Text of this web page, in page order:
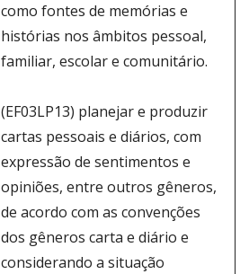
como fontes de memórias e
histórias nos âmbitos pessoal,
familiar, escolar e comunitário.
(EF03LP13) planejar e produzir
cartas pessoais e diários, com
expressão de sentimentos e
opiniões, entre outros gêneros,
de acordo com as convenções
dos gêneros carta e diário e
considerando a situação